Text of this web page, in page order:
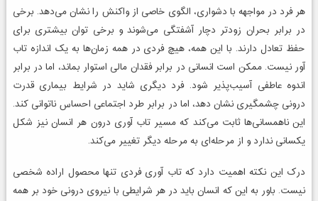
هر فرد در مواجهه با دشواری، الگوی خاصی از واکنش را نشان می‌دهد. برخی
در برابر بحران زودتر دچار آشفتگی می‌شوند و برخی توان بیشتری برای
حفظ تعادل دارند. با این همه، هیچ فردی در همه زمان‌ها به یک اندازه تاب
آور نیست. ممکن است انسانی در برابر فقدان مالی استوار بماند، اما در برابر
اندوه عاطفی آسیب‌پذیر شود. فرد دیگری شاید در شرایط بیماری قدرت
درونی چشمگیری نشان دهد، اما در برابر طرد اجتماعی احساس ناتوانی کند.
این ناهمسانی‌ها ثابت می‌کند که مسیر تاب آوری درون هر انسان نیز شکل
یکسانی ندارد و از مرحله‌ای به مرحله دیگر تغییر می‌کند.
درک این نکته اهمیت دارد که تاب آوری فردی تنها محصول اراده شخصی
نیست. باور به این که انسان باید در هر شرایطی با نیروی درونی خود بر همه